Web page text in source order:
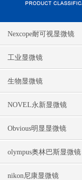
Nexcope耐可视显微镜
工业显微镜
生物显微镜
NOVEL永新显微镜
Obvious明显显微镜
olympus奥林巴斯显微镜
nikon尼康显微镜